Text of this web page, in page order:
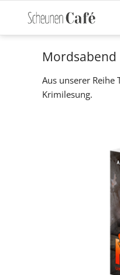
Mordsabend
Aus unserer Reihe
Krimilesung.